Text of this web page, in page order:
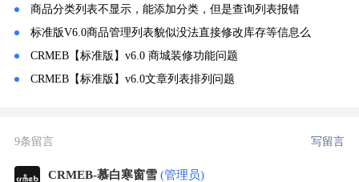
商品分类列表不显示，能添加分类，但是查询列表报错
标准版V6.0商品管理列表貌似没法直接修改库存等信息么
CRMEB【标准版】v6.0 商城装修功能问题
CRMEB【标准版】v6.0文章列表排列问题
9条留言 写留言
CRMEB-慕白寒窗雪 (管理员)